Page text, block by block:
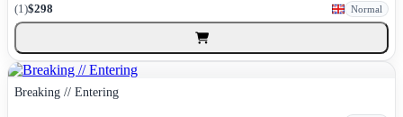
(1)$298 Normal
Breaking // Entering